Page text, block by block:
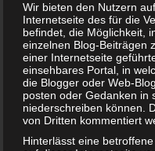
Wir bieten den Nutzern
Internetseite des für die
befindet, die Möglichkeit,
einzelnen Blog-Beiträgen
einer Internetseite
einsehbares Portal, in
die Blogger oder Web-
posten oder Gedanken in
niederschreiben können.
von Dritten kommentiert
Hinterlässt eine